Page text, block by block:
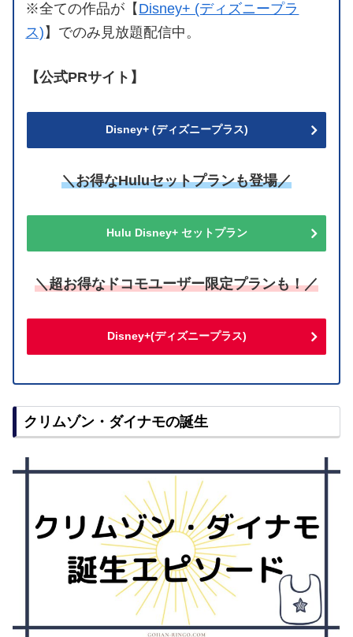
※全ての作品が【 Disney+ (ディズニープラ
ス) 】でのみ見放題配信中。
【公式PRサイト】
Disney+ (ディズニープラス)
＼お得なHuluセットプランも登場／
Hulu Disney+ セットプラン
＼超お得なドコモユーザー限定プランも！／
Disney+(ディズニープラス)
クリムゾン・ダイナモの誕生